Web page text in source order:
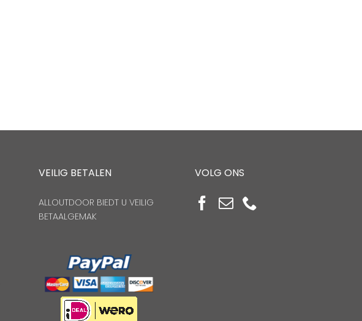
VEILIG BETALEN
ALLOUTDOOR BIEDT U VEILIG
BETAALGEMAK
VOLG ONS